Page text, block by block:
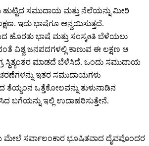
ಹುಟ್ಟಿದ ಸಮುದಾಯ ಮತ್ತು ನೆಲೆಯನ್ನು ಮೀರಿ
ಇದು ಭಾಷೆಗೂ ಅನ್ವಯಿಸುತ್ತದೆ.
ಹೊರತು ಭಾಷೆ ಮತ್ತು ಸಂಸ್ಕøತಿ ಬೆಳೆಯಲು
ವಿಶ್ವ ಜನಪದಗಳಲ್ಲಿ ಕಾಣುವ ಈ ಲಕ್ಷಣ ಆ
ಸ್ಥಿತ್ಯಂತರ ಮಾಡದೆ ಬೆಳೆಸಿದೆ. ಒಂದು ಸಮುದಾಯ
ಇತರ ಸಮುದಾಯಗಳು
ತೆಯ್ಯಂನ ಒತ್ತೆಕೋಲವನ್ನು ತುಳುನಾಡಿನ
ಬಗೆಯನ್ನು ಇಲ್ಲಿ ಉದಾಹರಿಸುತ್ತೇನೆ.
ಸರ್ವಾಲಂಕಾರ ಭೂಷಿತವಾದ ದೈವವೊಂದರ